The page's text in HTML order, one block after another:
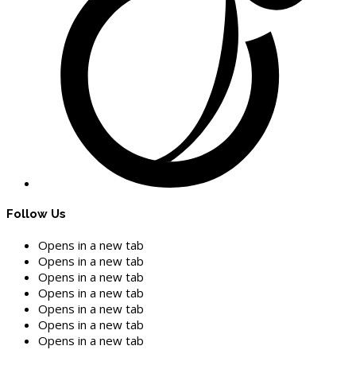
Follow Us
Opens in a new tab
Opens in a new tab
Opens in a new tab
Opens in a new tab
Opens in a new tab
Opens in a new tab
Opens in a new tab